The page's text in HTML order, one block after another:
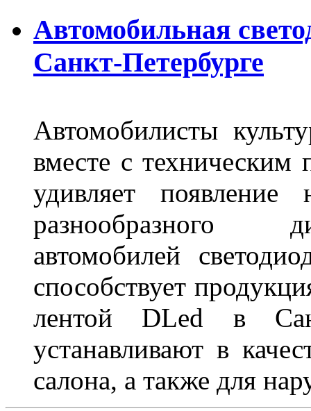
Автомобильная
Санкт-Петербурге
Автомобилисты
вместе с техническим
удивляет
разнообразного
автомобилей
способствует
лентой DLed в
устанавливают в
салона, а также для